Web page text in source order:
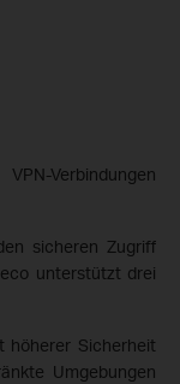
Verbindungen
sicheren Zugriff
unterstützt drei
höherer Sicherheit
Umgebungen